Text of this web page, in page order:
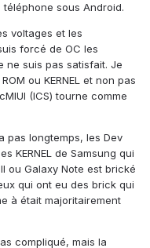
sous Android.
voltages et les
forcé de OC les
ne suis pas satisfait. Je
ou KERNEL et non pas
(ICS) tourne comme
pas longtemps, les Dev
KERNEL de Samsung qui
ou Galaxy Note est brické
qui ont eu des brick qui
à était majoritairement
compliqué, mais la